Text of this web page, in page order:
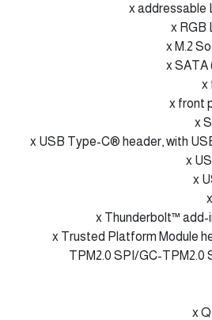
1 x Trusted Platform Module
TPM2.0 SPI/GC-TPM2.0